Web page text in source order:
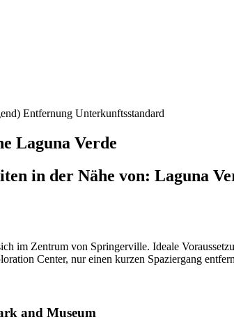
Entfernung Unterkunftsstandard
Laguna Verde
in der Nähe von: Laguna
im Zentrum von Springerville. Ideale
Center, nur einen kurzen Spaziergang
and Museum